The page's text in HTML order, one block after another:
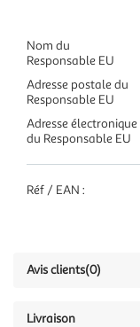
Nom du
Responsable EU
Adresse postale du
Responsable EU
Adresse électronique
du Responsable EU
Réf / EAN :
Avis clients(0)
Livraison